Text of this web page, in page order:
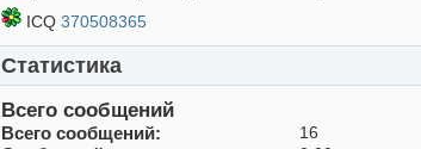
ICQ 370508365
Статистика
Всего сообщений
Всего сообщений 16